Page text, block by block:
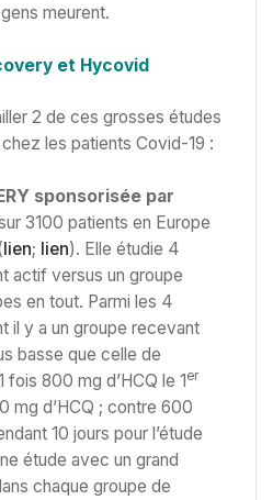
meurent.
et Hycovid
2 de ces grosses études
les patients Covid-19 :
sponsorisée par
3100 patients en Europe
lien; lien). Elle étudie 4
actif versus un groupe
en tout. Parmi les 4
il y a un groupe recevant
basse que celle de
fois 800 mg d’HCQ le 1er
mg d’HCQ ; contre 600
10 jours pour l’étude
étude avec un grand
chaque groupe de